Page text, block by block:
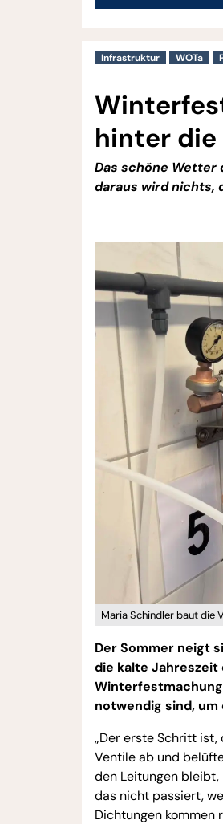
Infrastruktur WOTa
hinter die
Das schöne Wetter
daraus wird nichts,
Maria Schindler baut die
Der Sommer neigt
die kalte
notwendig sind,
„Der erste Schritt ist,
Ventile ab und
den Leitungen bleibt,
das nicht passiert,
Dichtungen kommen